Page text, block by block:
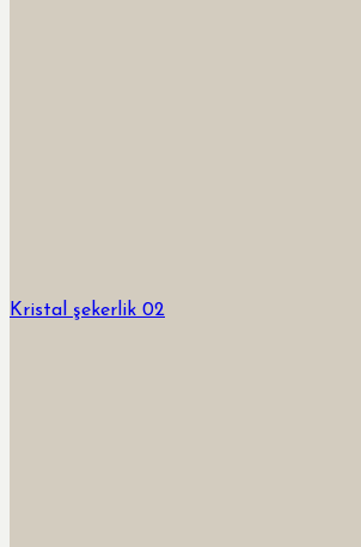
Kristal şekerlik 02